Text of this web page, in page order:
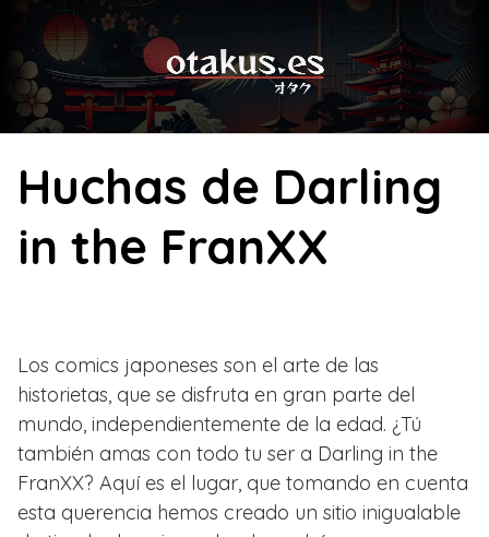
content
Huchas de Darling
in the FranXX
Los comics japoneses son el arte de las
historietas, que se disfruta en gran parte del
mundo, independientemente de la edad. ¿Tú
también amas con todo tu ser a Darling in the
FranXX? Aquí es el lugar, que tomando en cuenta
esta querencia hemos creado un sitio inigualable